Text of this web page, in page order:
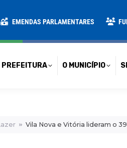
EMENDAS PARLAMENTARES
PREFEITURA O MUNICÍPIO
Vila Nova e Vitória lideram o